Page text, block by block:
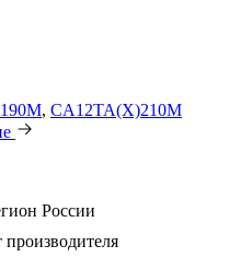
, CA12TA(X)210M
России
производителя